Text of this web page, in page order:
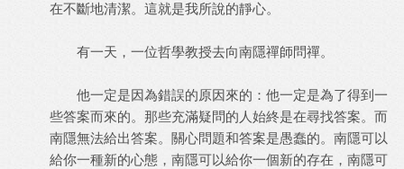
在不斷地清潔。這就是我所說的靜心。
有一天，一位哲學教授去向南隱禪師問禪。
他一定是因為錯誤的原因來的：他一定是為了得到一
些答案而來的。那些充滿疑問的人始終是在尋找答案。而
南隱無法給出答案。關心問題和答案是愚蠢的。南隱可以
給你一種新的心態，南隱可以給你一個新的存在，南隱可